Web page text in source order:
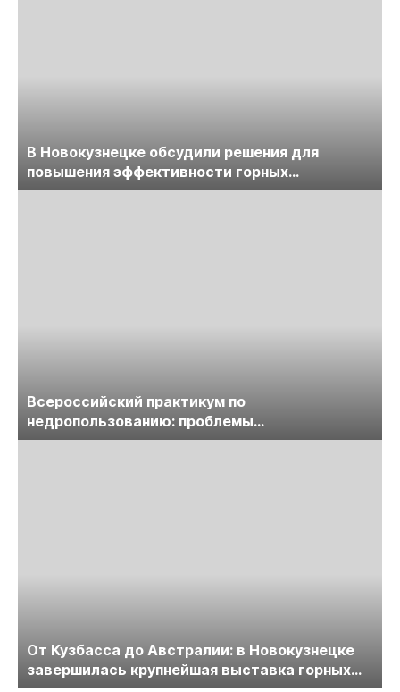
В Новокузнецке обсудили решения для
повышения эффективности горных
предприятий
Всероссийский практикум по
недропользованию: проблемы
лицензирования, цифровизации, экспертизы
От Кузбасса до Австралии: в Новокузнецке
завершилась крупнейшая выставка горных